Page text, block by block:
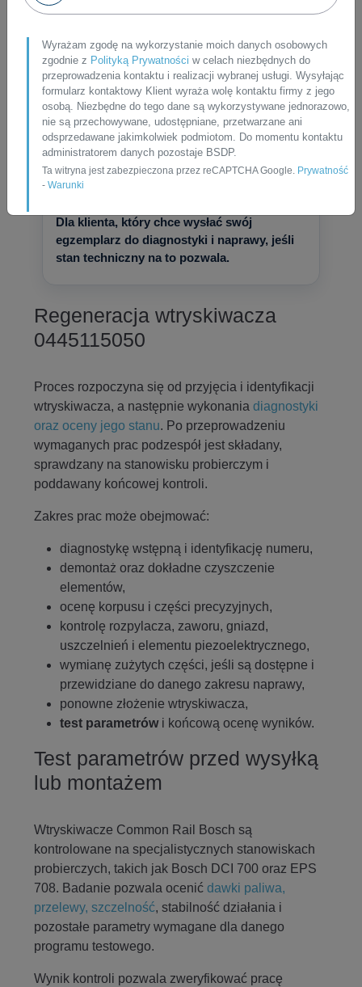
po regeneracji, testach i z gwarancją.
WARIANT 3
Regeneracja własnego
wtryskiwacza
Dla klienta, który chce wysłać swój
egzemplarz do diagnostyki i naprawy, jeśli
stan techniczny na to pozwala.
Regeneracja wtryskiwacza
0445115050
Proces rozpoczyna się od przyjęcia i identyfikacji
wtryskiwacza, a następnie wykonania diagnostyki
oraz oceny jego stanu. Po przeprowadzeniu
wymaganych prac podzespół jest składany,
sprawdzany na stanowisku probierczym i
poddawany końcowej kontroli.
Zakres prac może obejmować:
diagnostykę wstępną i identyfikację numeru,
demontaż oraz dokładne czyszczenie
elementów,
ocenę korpusu i części precyzyjnych,
kontrolę rozpylacza, zaworu, gniazd,
uszczelnień i elementu piezoelektrycznego,
wymianę zużytych części, jeśli są dostępne i
przewidziane do danego zakresu naprawy,
ponowne złożenie wtryskiwacza,
test parametrówi końcową ocenę wyników.
Test parametrów przed wysyłką
lub montażem
Wtryskiwacze Common Rail Bosch są
kontrolowane na specjalistycznych stanowiskach
probierczych, takich jak Bosch DCI 700 oraz EPS
708. Badanie pozwala ocenić dawki paliwa,
przelewy, szczelność, stabilność działania i
pozostałe parametry wymagane dla danego
programu testowego.
Wynik kontroli pozwala zweryfikować pracę
Wyrażam zgodę na wykorzystanie moich danych osobowych
zgodnie z Polityką Prywatności w celach niezbędnych do
przeprowadzenia kontaktu i realizacji wybranej usługi. Wysyłając
formularz kontaktowy Klient wyraża wolę kontaktu firmy z jego
osobą. Niezbędne do tego dane są wykorzystywane jednorazowo,
nie są przechowywane, udostępniane, przetwarzane ani
odsprzedawane jakimkolwiek podmiotom. Do momentu kontaktu
administratorem danych pozostaje BSDP.
Ta witryna jest zabezpieczona przez reCAPTCHA Google. Prywatność
- Warunki